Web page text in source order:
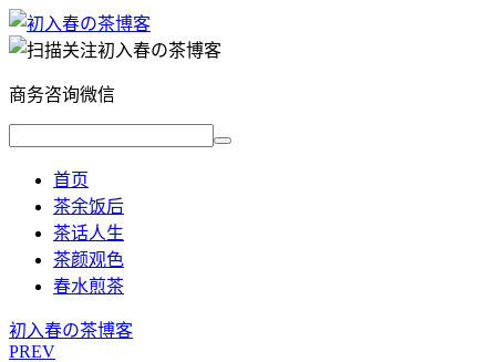
商务咨询微信
首页
茶余饭后
茶话人生
茶颜观色
春水煎茶
初入春の茶博客
PREV